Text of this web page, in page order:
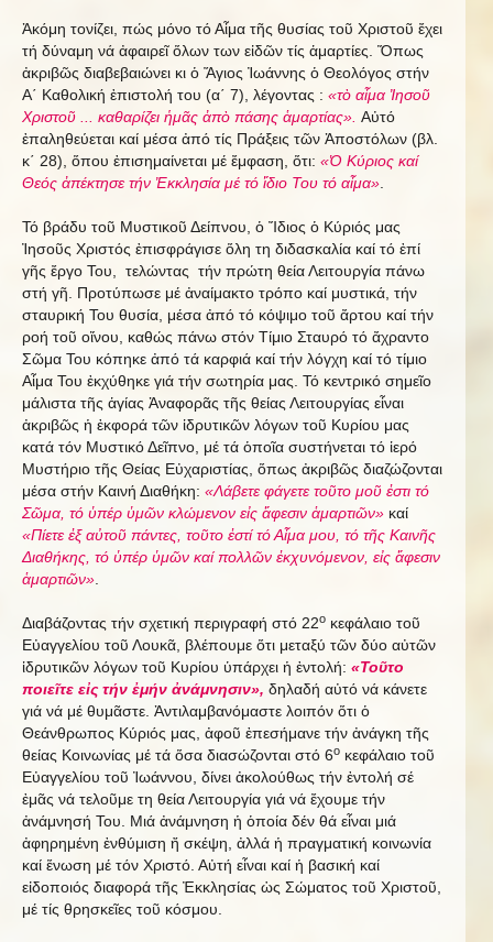
Ἀκόμη τονίζει, πώς μόνο τό Αἷμα τῆς θυσίας τοῦ Χριστοῦ ἔχει
τή δύναμη νά ἀφαιρεῖ ὅλων των εἰδῶν τίς ἁμαρτίες. Ὅπως
ἀκριβῶς διαβεβαιώνει κι ὁ Ἅγιος Ἰωάννης ὁ Θεολόγος στήν
Α΄ Καθολική ἐπιστολή του (α΄ 7), λέγοντας : «τὸ αἷμα Ἰησοῦ
Χριστοῦ ... καθαρίζει ἡμᾶς ἀπὸ πάσης ἁμαρτίας». Αὐτό
ἐπαληθεύεται καί μέσα ἀπό τίς Πράξεις τῶν Ἀποστόλων (βλ.
κ΄ 28), ὅπου ἐπισημαίνεται μέ ἔμφαση, ὅτι: «Ὁ Κύριος καί
Θεός ἀπέκτησε τήν Ἐκκλησία μέ τό ἴδιο Του τό αἷμα»
Τό βράδυ τοῦ Μυστικοῦ Δείπνου, ὁ Ἴδιος ὁ Κύριός μας
Ἰησοῦς Χριστός ἐπισφράγισε ὅλη τη διδασκαλία καί τό ἐπί
γῆς ἔργο Του, τελώντας τήν πρώτη θεία Λειτουργία πάνω
στή γῆ. Προτύπωσε μέ ἀναίμακτο τρόπο καί μυστικά, τήν
σταυρική Του θυσία, μέσα ἀπό τό κόψιμο τοῦ ἄρτου καί τήν
ροή τοῦ οἴνου, καθώς πάνω στόν Τίμιο Σταυρό τό ἄχραντο
Σῶμα Του κόπηκε ἀπό τά καρφιά καί τήν λόγχη καί τό τίμιο
Αἷμα Του ἐκχύθηκε γιά τήν σωτηρία μας. Τό κεντρικό σημεῖο
μάλιστα τῆς ἁγίας Ἀναφορᾶς τῆς θείας Λειτουργίας εἶναι
ἀκριβῶς ἡ ἐκφορά τῶν ἱδρυτικῶν λόγων τοῦ Κυρίου μας
κατά τόν Μυστικό Δεῖπνο, μέ τά ὁποῖα συστήνεται τό ἱερό
Μυστήριο τῆς Θείας Εὐχαριστίας, ὅπως ἀκριβῶς διαζώζονται
μέσα στήν Καινή Διαθήκη: «Λάβετε φάγετε τοῦτο μοῦ ἐστι τό
Σῶμα, τό ὑπέρ ὑμῶν κλώμενον εἰς ἄφεσιν ἁμαρτιῶν» καί
«Πίετε ἐξ αὐτοῦ πάντες, τοῦτο ἐστί τό Αἷμα μου, τό τῆς Καινῆς
Διαθήκης, τό ὑπέρ ὑμῶν καί πολλῶν ἐκχυνόμενον, εἰς ἄφεσιν
ἁμαρτιῶν»
Διαβάζοντας τήν σχετική περιγραφή στό 22ο κεφάλαιο τοῦ
Εὐαγγελίου τοῦ Λουκᾶ, βλέπουμε ὅτι μεταξύ τῶν δύο αὐτῶν
ἱδρυτικῶν λόγων τοῦ Κυρίου ὑπάρχει ἡ ἐντολή: «Τοῦτο
ποιεῖτε εἰς τήν ἐμήν ἀνάμνησιν», δηλαδή αὐτό νά κάνετε
γιά νά μέ θυμᾶστε. Ἀντιλαμβανόμαστε λοιπόν ὅτι ὁ
Θεάνθρωπος Κύριός μας, ἀφοῦ ἐπεσήμανε τήν ἀνάγκη τῆς
θείας Κοινωνίας μέ τά ὅσα διασώζονται στό 6ο κεφάλαιο τοῦ
Εὐαγγελίου τοῦ Ἰωάννου, δίνει ἀκολούθως τήν ἐντολή σέ
ἐμᾶς νά τελοῦμε τη θεία Λειτουργία γιά νά ἔχουμε τήν
ἀνάμνησή Του. Μιά ἀνάμνηση ἡ ὁποία δέν θά εἶναι μιά
ἀφηρημένη ἐνθύμιση ἤ σκέψη, ἀλλά ἡ πραγματική κοινωνία
καί ἕνωση μέ τόν Χριστό. Αὐτή εἶναι καί ἡ βασική καί
εἰδοποιός διαφορά τῆς Ἐκκλησίας ὡς Σώματος τοῦ Χριστοῦ,
μέ τίς θρησκεῖες τοῦ κόσμου.